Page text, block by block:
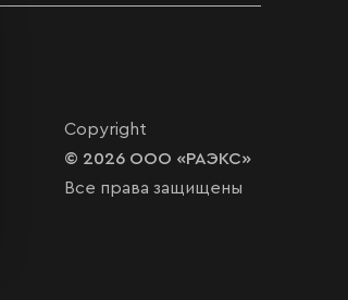
Copyright
© 2026 ООО «РАЭКС»
Все права защищены